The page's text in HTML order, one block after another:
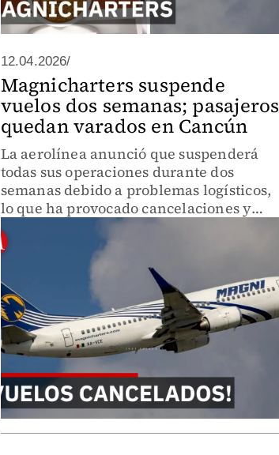
12.04.2026/
Magnicharters suspende
vuelos dos semanas; pasajeros
quedan varados en Cancún
La aerolínea anunció que suspenderá
todas sus operaciones durante dos
semanas debido a problemas logísticos,
lo que ha provocado cancelaciones y
afectaciones para viajeros en distintos
aeropuertos del país.